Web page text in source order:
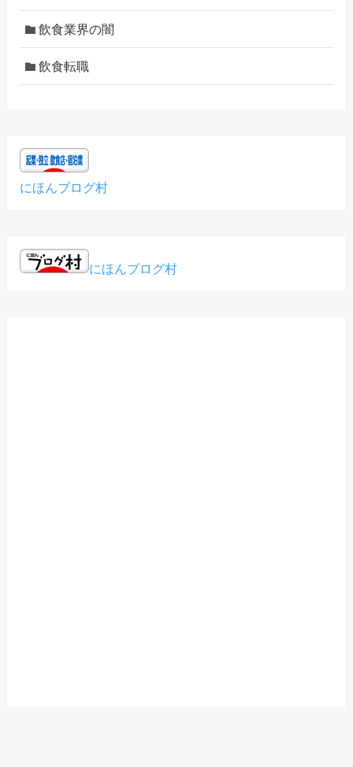
飲食業界の闇
飲食転職
にほんブログ村
にほんブログ村